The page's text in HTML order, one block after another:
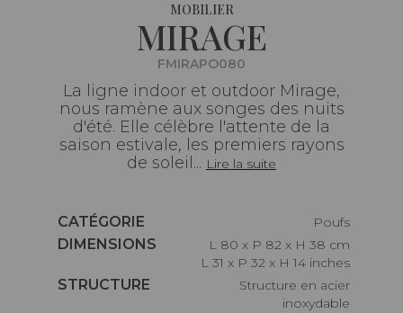
MOBILIER
MIRAGE
FMIRAPO080
La ligne indoor et outdoor Mirage,
nous ramène aux songes des nuits
d'été. Elle célèbre l'attente de la
saison estivale, les premiers rayons
de soleil... Lire la suite
Caractéristiques
CATÉGORIE
Poufs
Caractéristiques
DIMENSIONS
L 80 x P 82 x H 38 cm
L 31 x P 32 x H 14 inches
Caractéristiques
STRUCTURE
Structure en acier
inoxydable